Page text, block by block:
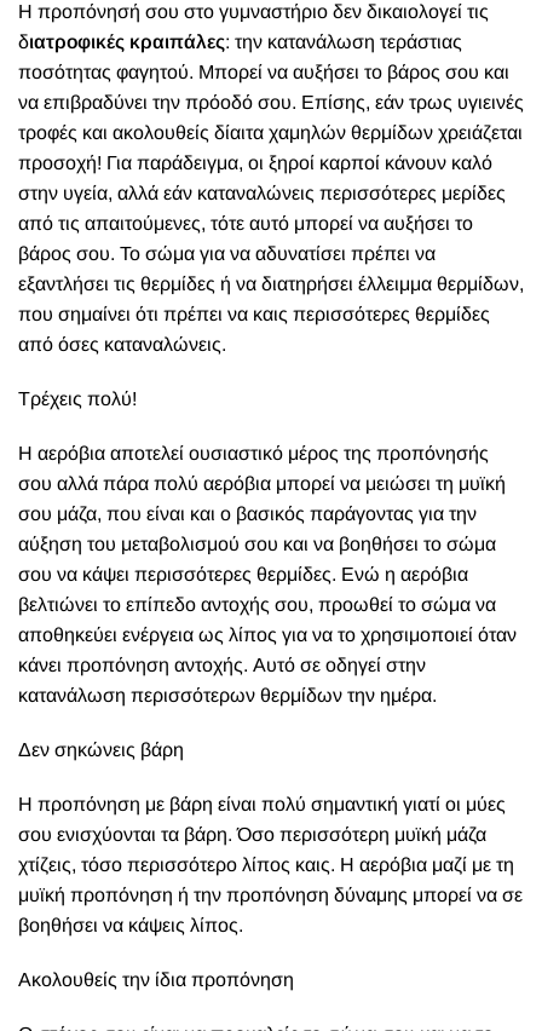
Η προπόνησή σου στο γυμναστήριο δεν δικαιολογεί τις
διατροφικές κραιπάλες: την κατανάλωση τεράστιας
ποσότητας φαγητού. Μπορεί να αυξήσει το βάρος σου και
να επιβραδύνει την πρόοδό σου. Επίσης, εάν τρως υγιεινές
τροφές και ακολουθείς δίαιτα χαμηλών θερμίδων χρειάζεται
προσοχή! Για παράδειγμα, οι ξηροί καρποί κάνουν καλό
στην υγεία, αλλά εάν καταναλώνεις περισσότερες μερίδες
από τις απαιτούμενες, τότε αυτό μπορεί να αυξήσει το
βάρος σου. Το σώμα για να αδυνατίσει πρέπει να
εξαντλήσει τις θερμίδες ή να διατηρήσει έλλειμμα θερμίδων,
που σημαίνει ότι πρέπει να καις περισσότερες θερμίδες
από όσες καταναλώνεις.
Τρέχεις πολύ!
Η αερόβια αποτελεί ουσιαστικό μέρος της προπόνησής
σου αλλά πάρα πολύ αερόβια μπορεί να μειώσει τη μυϊκή
σου μάζα, που είναι και ο βασικός παράγοντας για την
αύξηση του μεταβολισμού σου και να βοηθήσει το σώμα
σου να κάψει περισσότερες θερμίδες. Ενώ η αερόβια
βελτιώνει το επίπεδο αντοχής σου, προωθεί το σώμα να
αποθηκεύει ενέργεια ως λίπος για να το χρησιμοποιεί όταν
κάνει προπόνηση αντοχής. Αυτό σε οδηγεί στην
κατανάλωση περισσότερων θερμίδων την ημέρα.
Δεν σηκώνεις βάρη
Η προπόνηση με βάρη είναι πολύ σημαντική γιατί οι μύες
σου ενισχύονται τα βάρη. Όσο περισσότερη μυϊκή μάζα
χτίζεις, τόσο περισσότερο λίπος καις. Η αερόβια μαζί με τη
μυϊκή προπόνηση ή την προπόνηση δύναμης μπορεί να σε
βοηθήσει να κάψεις λίπος.
Ακολουθείς την ίδια προπόνηση